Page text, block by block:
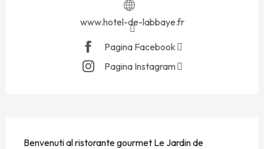
www.hotel-de-labbaye.fr
Pagina Facebook
Pagina Instagram
Benvenuti al ristorante gourmet Le Jardin de